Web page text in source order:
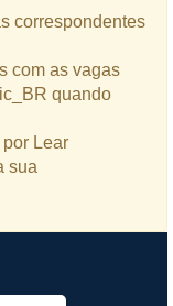
correspondentes
com as vagas
quando
Lear
sua